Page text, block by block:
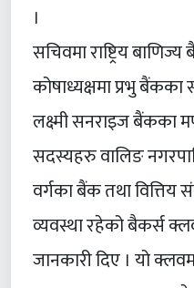
।
सचिवमा राष्ट्रिय
कोषाध्यक्षमा प्रभु
लक्ष्मी सनराइज बैंकका
सदस्यहरु वालिङ
वर्गका बैंक तथा वित्तिय
व्यवस्था रहेको बैकर्स
जानकारी दिए । यो